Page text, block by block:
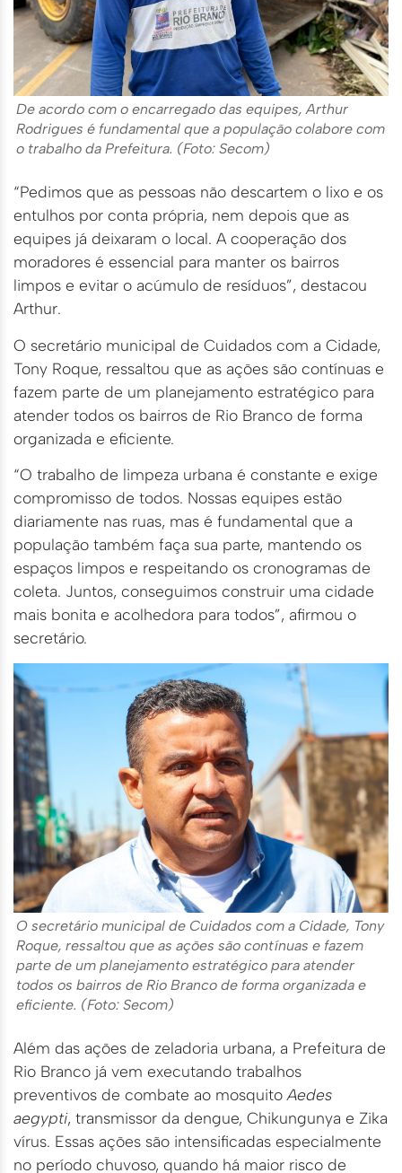
De acordo com o encarregado das equipes, Arthur
Rodrigues é fundamental que a população colabore com
o trabalho da Prefeitura. (Foto: Secom)
“Pedimos que as pessoas não descartem o lixo e os
entulhos por conta própria, nem depois que as
equipes já deixaram o local. A cooperação dos
moradores é essencial para manter os bairros
limpos e evitar o acúmulo de resíduos”, destacou
Arthur.
O secretário municipal de Cuidados com a Cidade,
Tony Roque, ressaltou que as ações são contínuas e
fazem parte de um planejamento estratégico para
atender todos os bairros de Rio Branco de forma
organizada e eficiente.
“O trabalho de limpeza urbana é constante e exige
compromisso de todos. Nossas equipes estão
diariamente nas ruas, mas é fundamental que a
população também faça sua parte, mantendo os
espaços limpos e respeitando os cronogramas de
coleta. Juntos, conseguimos construir uma cidade
mais bonita e acolhedora para todos”, afirmou o
secretário.
O secretário municipal de Cuidados com a Cidade, Tony
Roque, ressaltou que as ações são contínuas e fazem
parte de um planejamento estratégico para atender
todos os bairros de Rio Branco de forma organizada e
eficiente. (Foto: Secom)
Além das ações de zeladoria urbana, a Prefeitura de
Rio Branco já vem executando trabalhos
preventivos de combate ao mosquito Aedes
aegypti, transmissor da dengue, Chikungunya e Zika
vírus. Essas ações são intensificadas especialmente
no período chuvoso, quando há maior risco de